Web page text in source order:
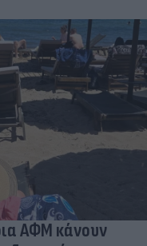
ΑΦΜ κάνουν